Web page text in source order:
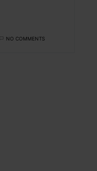
NO COMMENTS